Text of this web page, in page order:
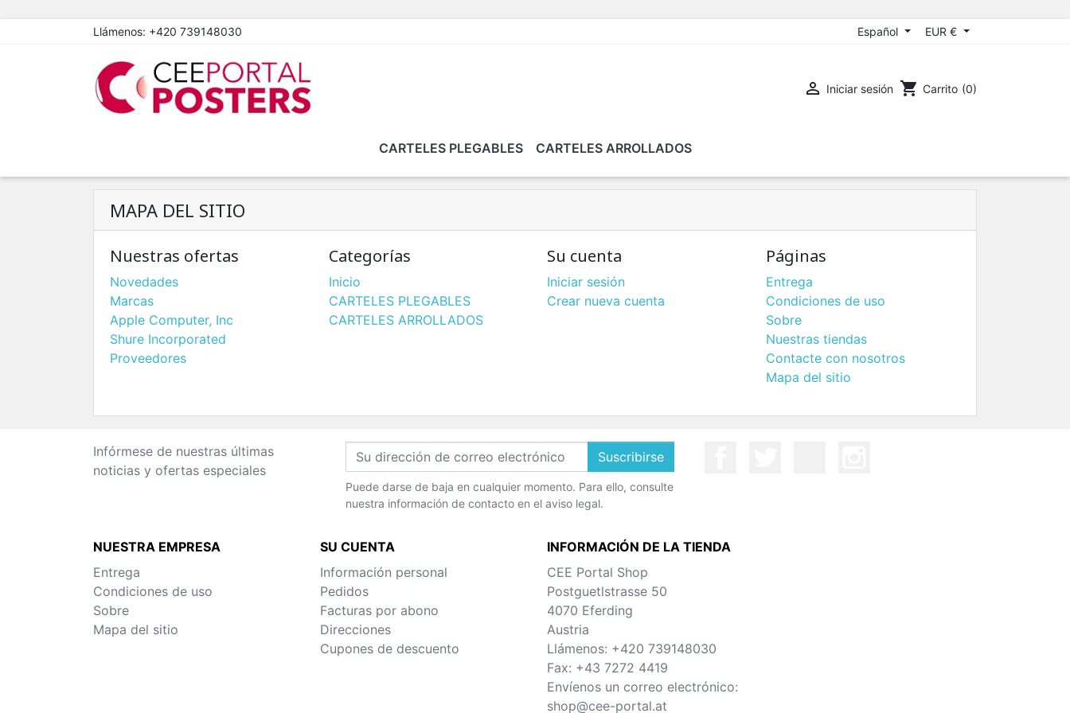
Llámenos: +420 739148030 Español EUR €
 Iniciar sesión shopping_cart Carrito (0)
CARTELES PLEGABLES CARTELES ARROLLADOS
MAPA DEL SITIO
Nuestras ofertas
Novedades
Marcas
Apple Computer, Inc
Shure Incorporated
Proveedores
Categorías
Inicio
CARTELES PLEGABLES
CARTELES ARROLLADOS
Su cuenta
Iniciar sesión
Crear nueva cuenta
Páginas
Entrega
Condiciones de uso
Sobre
Nuestras tiendas
Contacte con nosotros
Mapa del sitio
Infórmese de nuestras últimas
noticias y ofertas especiales
Suscribirse
Puede darse de baja en cualquier momento. Para ello, consulte
nuestra información de contacto en el aviso legal.
NUESTRA EMPRESA
Entrega
Condiciones de uso
Sobre
Mapa del sitio
SU CUENTA
Información personal
Pedidos
Facturas por abono
Direcciones
Cupones de descuento
INFORMACIÓN DE LA TIENDA
CEE Portal Shop
Postguetlstrasse 50
4070 Eferding
Austria
Llámenos: +420 739148030
Fax: +43 7272 4419
Envíenos un correo electrónico:
shop@cee-portal.at